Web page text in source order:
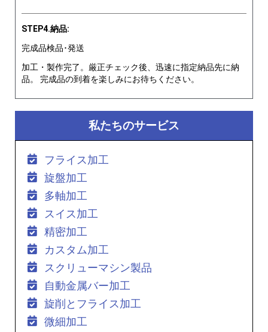
STEP4.納品:
完成品検品･発送
加工・製作完了。厳正チェック後、迅速に指定納品先に納
品。 完成品の到着を楽しみにお待ちください。
私たちのサービス
フライス加工
旋盤加工
多軸加工
スイス加工
精密加工
カスタム加工
スクリューマシン製品
自動金属バー加工
旋削とフライス加工
微細加工